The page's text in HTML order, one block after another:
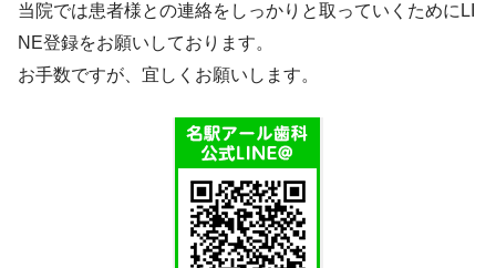
当院では患者様との連絡をしっかりと取っていくためにLI
NE登録をお願いしております。
お手数ですが、宜しくお願いします。